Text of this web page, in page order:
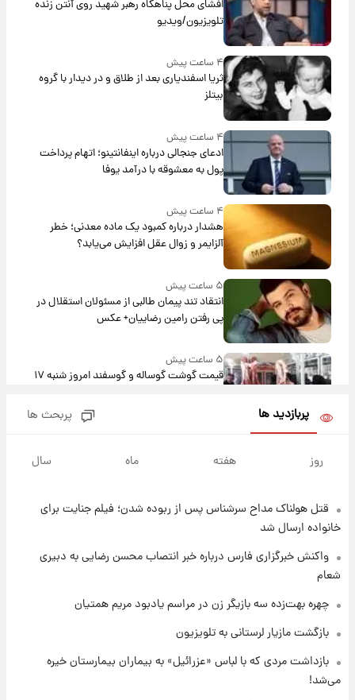
افشای محل پناهگاه‌ رهبر شهید روی آنتن زنده
تلویزیون/ویدیو
۴ ساعت پیش
ثریا اسفندیاری بعد از طلاق و در دیدار با گروه
بیتلز
۴ ساعت پیش
ادعای جنجالی درباره اینفانتینو؛ اتهام پرداخت
پول به معشوقه با درآمد یوفا
۴ ساعت پیش
هشدار درباره کمبود یک ماده معدنی؛ خطر
آلزایمر و زوال عقل افزایش می‌یابد؟
۵ ساعت پیش
انتقاد تند پیمان طالبی از مسئولان استقلال در
پی رفتن رامین رضاییان+ عکس
۵ ساعت پیش
قیمت گوشت گوساله و گوسفند امروز شنبه ۱۷
شوید+ فیلم
۶ ساعت پیش
قیمت محصولات ایران‌خودرو و سایپا امروز شنبه
۱۷ مرداد ۱۴۰۵
۲۰ ساعت پیش
پربازدید ها پربحث ها
روز هفته ماه سال
قتل هولناک مداح سرشناس پس از ربوده شدن؛ فیلم جنایت برای
خانواده ارسال شد
واکنش خبرگزاری فارس درباره خبر انتصاب محسن رضایی به دبیری
شعام
چهره بهت‌زده سه بازیگر زن در مراسم یادبود مریم همتیان
بازگشت مازیار لرستانی به تلویزیون
بازداشت مردی که با لباس «عزرائیل» به بیماران بیمارستان خیره
می‌شد!